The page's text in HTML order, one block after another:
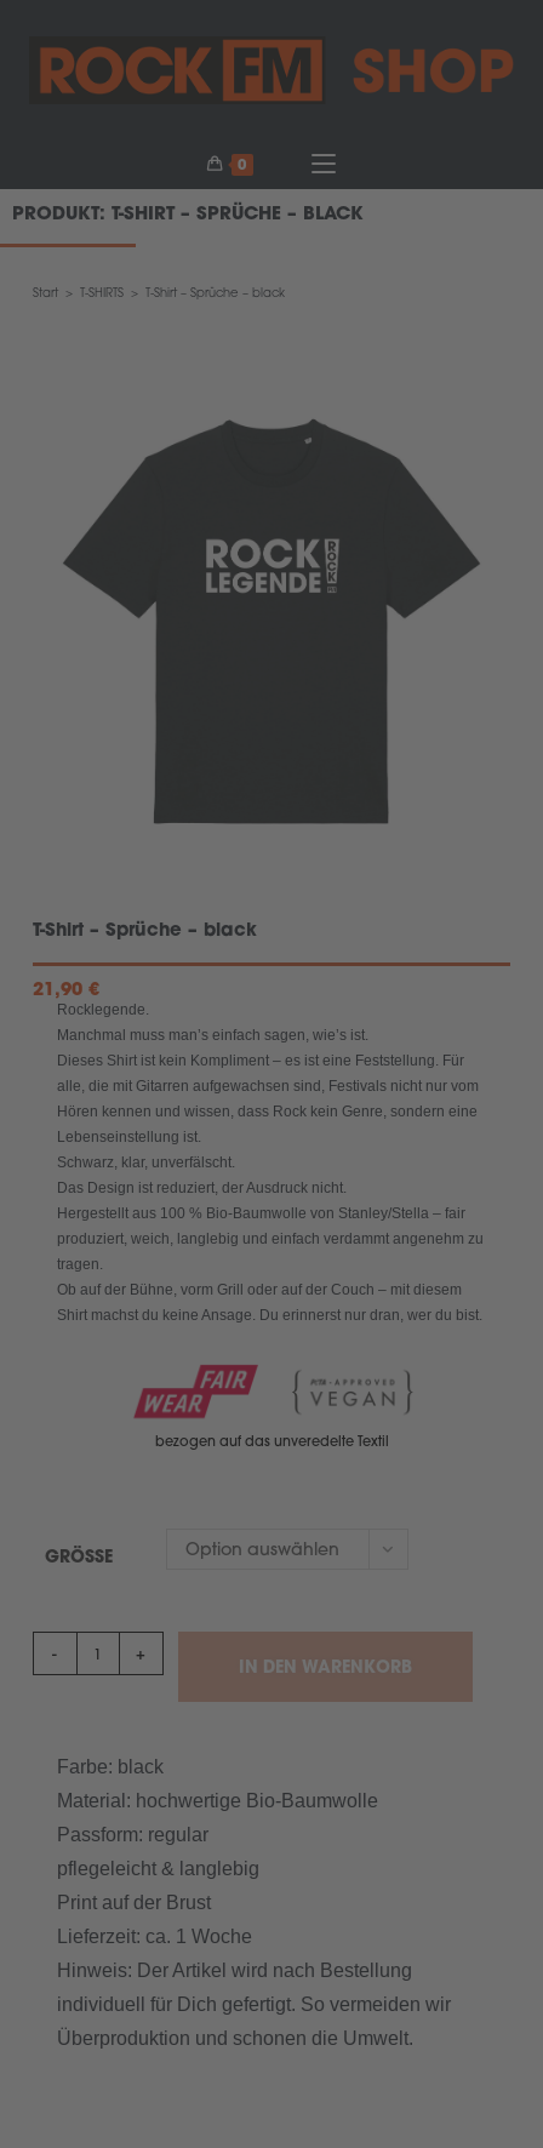
0
PRODUKT: T-SHIRT – SPRÜCHE – BLACK
T-Shirt – Sprüche – black
21,90 €
Rocklegende.
Manchmal muss man’s einfach sagen, wie’s ist.
Dieses Shirt ist kein Kompliment – es ist eine Feststellung. Für
alle, die mit Gitarren aufgewachsen sind, Festivals nicht nur vom
Hören kennen und wissen, dass Rock kein Genre, sondern eine
Lebenseinstellung ist.
Schwarz, klar, unverfälscht.
Das Design ist reduziert, der Ausdruck nicht.
Hergestellt aus 100 % Bio-Baumwolle von Stanley/Stella – fair
produziert, weich, langlebig und einfach verdammt angenehm zu
tragen.
Ob auf der Bühne, vorm Grill oder auf der Couch – mit diesem
Shirt machst du keine Ansage. Du erinnerst nur dran, wer du bist.
bezogen auf das unveredelte Textil
GRÖSSE Option auswählen
- +
IN DEN WARENKORB
Farbe: black
Material: hochwertige Bio-Baumwolle
Passform: regular
pflegeleicht & langlebig
Print auf der Brust
Lieferzeit: ca. 1 Woche
Hinweis: Der Artikel wird nach Bestellung
individuell für Dich gefertigt. So vermeiden wir
Überproduktion und schonen die Umwelt.
Start > T-SHIRTS > T-Shirt – Sprüche – black